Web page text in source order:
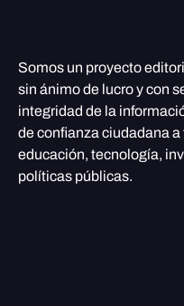
Somos un proyecto
sin ánimo de lucro y con
integridad de la
de confianza ciudadana
educación, tecnología,
políticas públicas.